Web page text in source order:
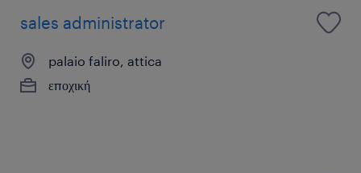
sales administrator
palaio faliro, attica
εποχική